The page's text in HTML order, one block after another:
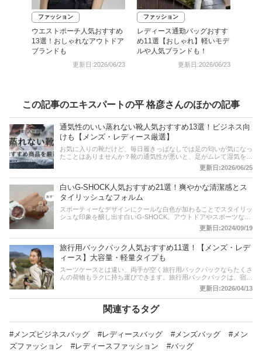
ファッション
ウエストポーチ人気おすすめ
13選！おしゃれなアウトドア
ブランドも
更新日:2026/06/23
ファッション
レディース通勤バッグおすす
め11選【おしゃれ】軽いモデ
ルや人気ブランドも！
更新日:2026/06/23
この記事のエキスパートの平 格彦さんのほかの記事
通気性のいい蒸れない靴人気おすすめ13選！ビジネス向
けも【メンズ・レディース厳選】
お気に入りの靴だけど、毎日履きっぱなしでは足の匂いが気になっ
たことはありませんか？靴の通気性が悪いと、足がムレて湿気を発
生させ、カビや雑菌の発生を招きかねません。さらに、足の臭いが
気になったり、靴ずれなどの原因にもなりかねません。しかし、通
気性の良い靴を履くことで、こういったトラブルを防ぐことができ
るのです！そこで本記事では、スニーカーからビジネスシューズま
で、さまざまなシーンで活躍する通気性抜群の靴をご紹介します。
デザイン性と機能性を両立した、足元から快適さを実現するアイテ
ムばかりをピックアップしましたので、ぜひ参考にしてみてくださ
い。
更新日:2026/06/25
白いG-SHOCK人気おすすめ21選！爽やかな清潔感とス
タイリッシュなフォルム
スポーティーなデザインにクールな白色が加わることでスタイリッ
シュな印象を醸し出す白いG-SHOCK。アウトドアやスポーツなど
で活躍するG-SHOCKの機能性を備えながら、デイリーユースとし
ても映える洗練されたルックスが魅力です。この記事では、カジュ
アルスタイルからきれいめスタイルまで幅広いコーディネートに馴
染む、さまざまな白いG-SHOCKを紹介。恋人や家族と使えるペア
モデルもあります。スポーツからビジネスシーンまで活躍する機能
的で洗練されたスタイリングを叶えましょう。記事後半には、
Amazonなどの通販サイトの最新人気ランキングのリンクもあるの
で、売れ筋や口コミを確認してみましょう。
更新日:2024/09/19
旅行用バックパック人気おすすめ11選！【メンズ・レデ
ィース】大容量・軽量タイプも
スーツケースとは違い、両手が空く旅行用バックパックならたくさ
んの荷物もラクに持ち運びできます。旅行用バックパックは、宿泊
日数や目的によって、必要な容量なども変わってきます。そこでこ
の記事では、［着こなし工学］提唱者・平 格彦さんへの取材をも
とに、軽量・おしゃれ・大容量タイプなど旅行用バックパックの上
手な選び方とおすすめ商品を紹介！ キャンプや登山などアウトド
ア向けの大容量モデル、日帰り旅行におすすめのおしゃれなハイブ
ランドなどを厳選しました。レディース、メンズ問わず使えるシン
プルなデザインの商品もあります！ ぜひ最後までチェックして、
あなたにぴったりの商品を見つけてくださいね。
更新日:2026/04/13
関連するタグ
#メンズビジネスバッグ #レディースバッグ #メンズバッグ
#メン
ズファッション
#レディースファッション #バッグ